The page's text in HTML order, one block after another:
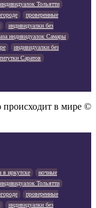
Тольятти
проверенные
индивидуалки без
индивидуалок Самары
индивидуалки без
Саратов
происходит в мире ©
в иркутске
ночные
Тольятти
проверенные
индивидуалки без